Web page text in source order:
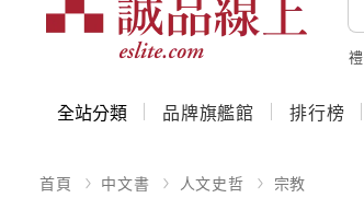
全站分類 品牌旗艦館 排行榜
首頁 中文書 人文史哲 宗教